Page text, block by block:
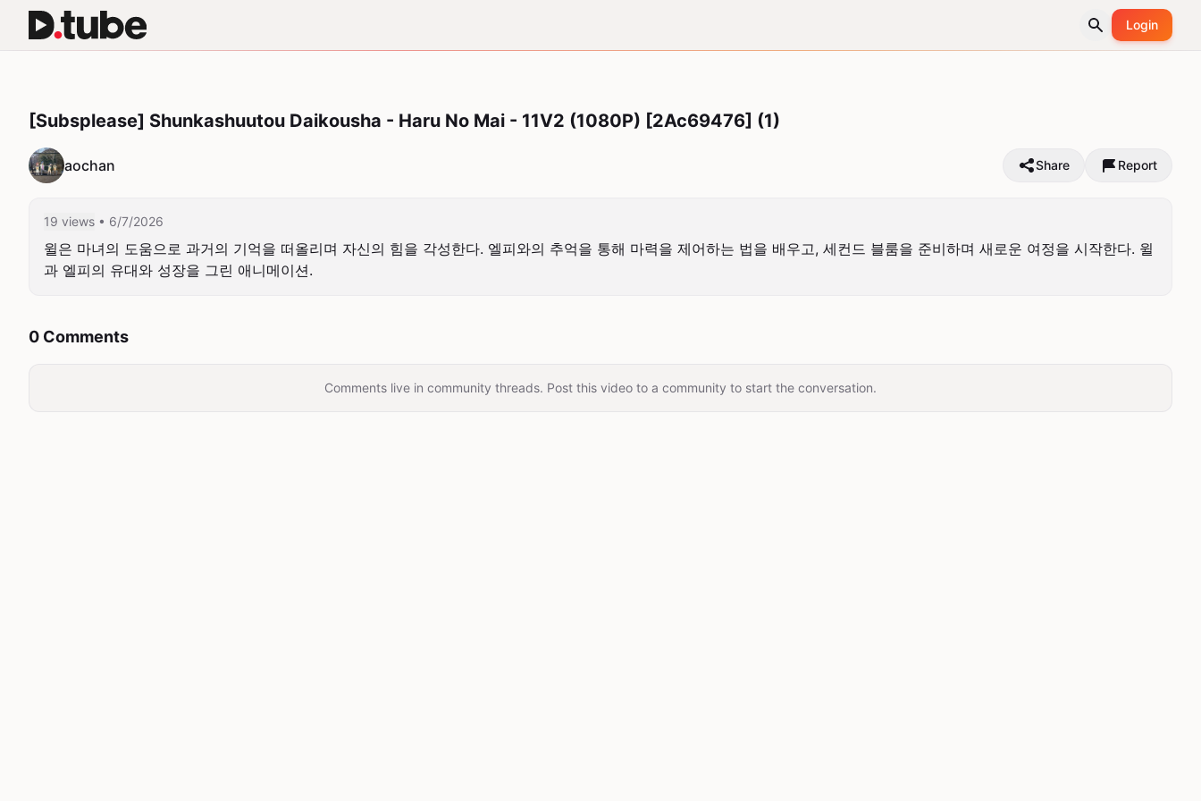
Login
[Subsplease] Shunkashuutou Daikousha - Haru No Mai - 11V2 (1080P) [2Ac69476] (1)
aochan Share Report
19 views • 6/7/2026
윌은 마녀의 도움으로 과거의 기억을 떠올리며 자신의 힘을 각성한다. 엘피와의 추억을 통해 마력을 제어하는 법을 배우고, 세컨드 블룸을 준비하며 새로운 여정을 시작한다. 윌
과 엘피의 유대와 성장을 그린 애니메이션.
0 Comments
Comments live in community threads. Post this video to a community to start the conversation.